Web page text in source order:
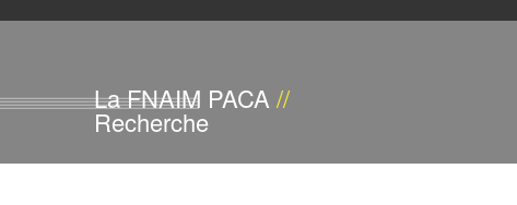
La FNAIM PACA //
Recherche